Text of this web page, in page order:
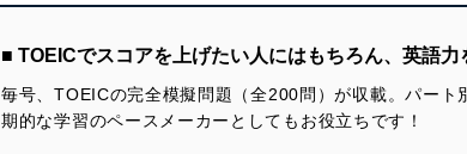
■ TOEICでスコアを上げたい人にはもちろん、英語
毎号、TOEICの完全模擬問題（全200問）が収載。パー
期的な学習のペースメーカーとしてもお役立ちです！